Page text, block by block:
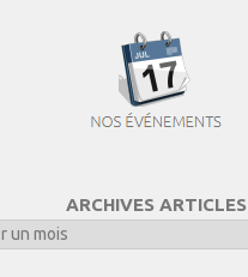
ARCHIVES ARTICLES